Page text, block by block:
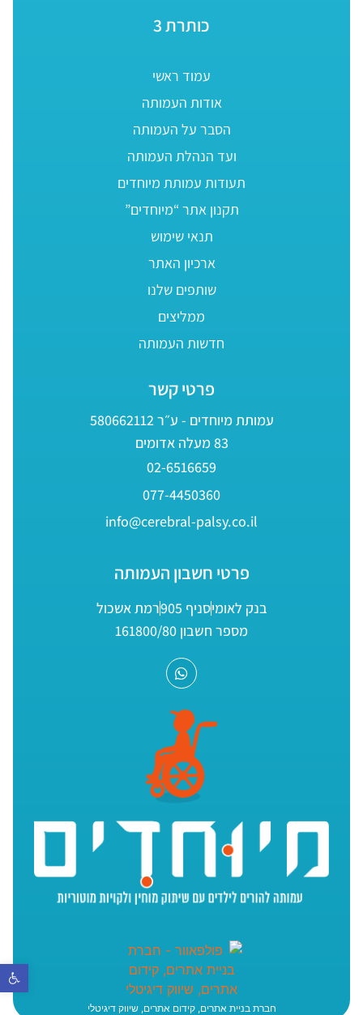
פתח
כותרת 3
עמוד ראשי
אודות העמותה
הסבר על העמותה
ועד הנהלת העמותה
תעודות עמותת מיוחדים
תקנון אתר “מיוחדים”
תנאי שימוש
ארכיון האתר
שותפים שלנו
ממליצים
חדשות העמותה
פרטי קשר
עמותת מיוחדים - ע״ר 580662112
83 מעלה אדומים
02-6516659
077-4450360
info@cerebral-palsy.co.il
פרטי חשבון העמותה
בנק לאומיסניף 905
רמת אשכול
מספר חשבון 161800/80
חברת בניית אתרים, קידום אתרים, שיווק דיגיטלי